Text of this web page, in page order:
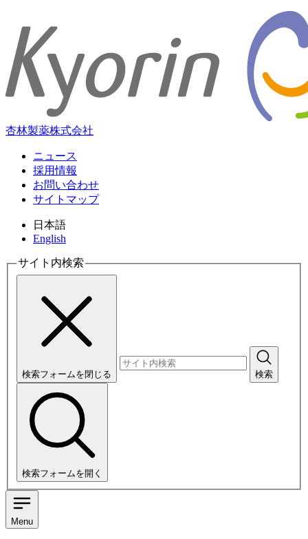
杏林製薬株式会社
ニュース
採用情報
お問い合わせ
サイトマップ
日本語
English
サイト内検索
検索フォームを閉じる 検索
検索フォームを開く
Menu